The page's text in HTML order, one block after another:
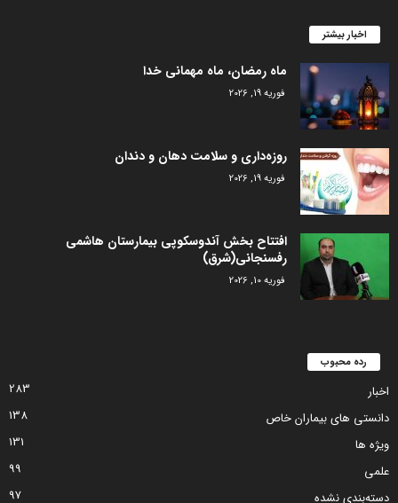
اخبار بیشتر
ماه رمضان، ماه مهمانی خدا
فوریه 19, 2026
روزه‌داری و سلامت دهان و دندان
فوریه 19, 2026
افتتاح بخش آندوسکوپی بیمارستان هاشمی
رفسنجانی(شرق)
فوریه 10, 2026
رده محبوب
اخبار
283
دانستی های بیماران خاص
138
ویژه ها
131
علمی
99
دسته‌بندی نشده
97